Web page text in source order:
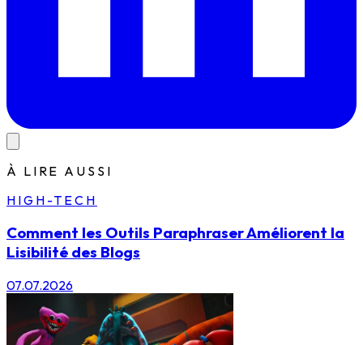
À LIRE AUSSI
HIGH-TECH
Comment les Outils Paraphraser Améliorent la
Lisibilité des Blogs
07.07.2026